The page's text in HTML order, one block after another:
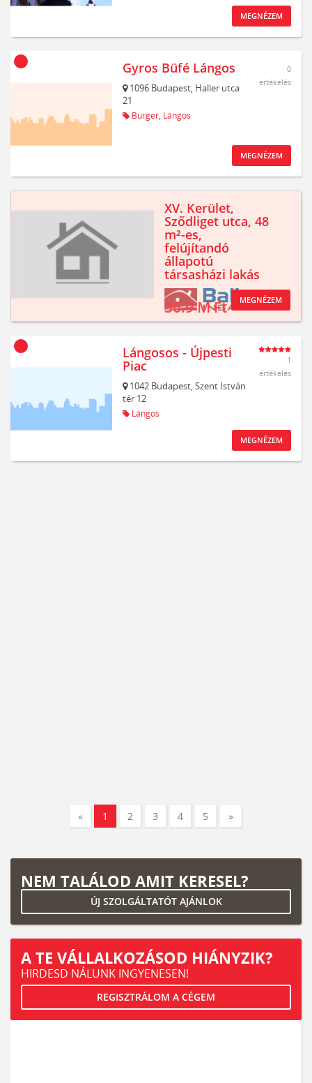
MEGNÉZEM
Gyros Büfé Lángos
1096 Budapest, Haller utca
21
Burger, Lángos
0
értékelés
MEGNÉZEM
XV. Kerület,
Sződliget utca, 48
m²-es,
felújítandó
állapotú
társasházi lakás
36.9 M Ft MEGNÉZEM
Lángosos - Újpesti
Piac
1042 Budapest,Szent István
tér 12
Lángos
1
értékelés
MEGNÉZEM
« 1 2 3 4 5 »
NEM TALÁLOD AMIT KERESEL?
ÚJ SZOLGÁLTATÓT AJÁNLOK
A TE VÁLLALKOZÁSOD HIÁNYZIK?
HIRDESD NÁLUNK INGYENESEN!
REGISZTRÁLOM A CÉGEM